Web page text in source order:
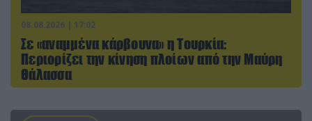
08.08.2026 | 17:02
Σε «αναμμένα κάρβουνα» η Τουρκία:
Περιορίζει την κίνηση πλοίων από την Μαύρη
Θάλασσα